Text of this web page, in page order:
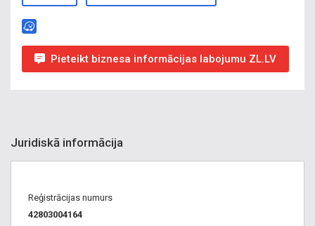
Pieteikt biznesa informācijas labojumu ZL.LV
Juridiskā informācija
Reģistrācijas numurs
42803004164